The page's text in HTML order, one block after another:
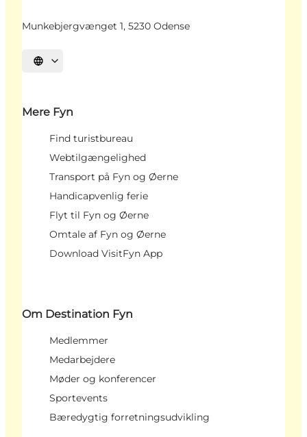
Munkebjergvænget 1, 5230 Odense
Vælg sprog
Mere Fyn
Find turistbureau
Webtilgængelighed
Transport på Fyn og Øerne
Handicapvenlig ferie
Flyt til Fyn og Øerne
Omtale af Fyn og Øerne
Download VisitFyn App
Om Destination Fyn
Medlemmer
Medarbejdere
Møder og konferencer
Sportevents
Bæredygtig forretningsudvikling